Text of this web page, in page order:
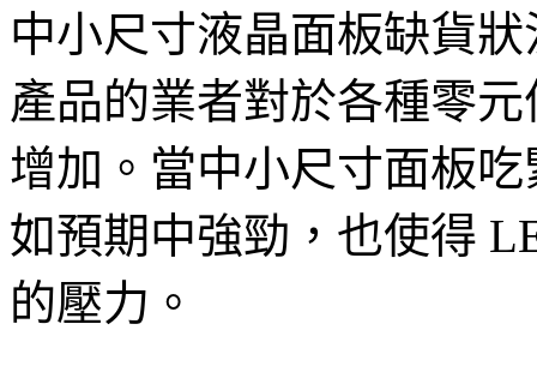
中小尺寸液晶面板缺貨
產品的業者對於各種零
增加。當中小尺寸面板
如預期中強勁，也使得
的壓力。